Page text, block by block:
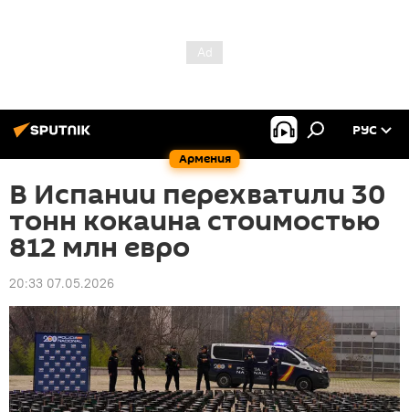
Армения
РУС
В Испании перехватили 30
тонн кокаина стоимостью
812 млн евро
20:33 07.05.2026